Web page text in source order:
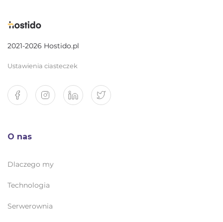
2021-2026 Hostido.pl
Ustawienia ciasteczek
O nas
Dlaczego my
Technologia
Serwerownia